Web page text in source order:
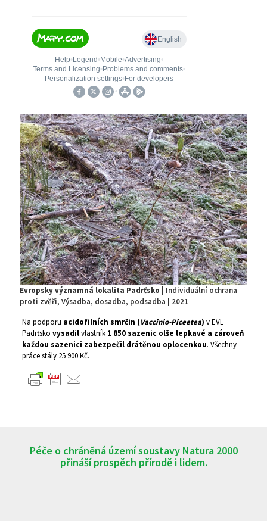
Evropsky významná lokalita Padrťsko | Individuální ochrana
proti zvěři, Výsadba, dosadba, podsadba | 2021
Na podporu acidofilních smrčin (Vaccinio-Piceetea) v EVL
Padrťsko vysadilvlastník 1 850 sazenic olše lepkavé a zároveň
každou sazenici zabezpečil drátěnou oplocenkou. Všechny
práce stály 25 900 Kč.
Péče o chráněná území soustavy Natura 2000
přináší prospěch přírodě i lidem.